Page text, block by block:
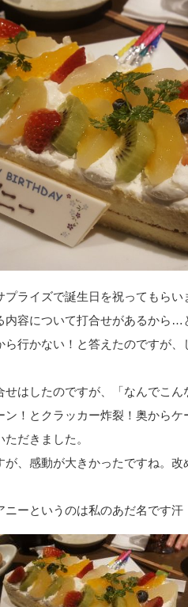
ライズで誕生日を祝ってもらい
内容について打合せがあるから…
行かない！と答えたのですが、
はしたのですが、「なんでこん
！とクラッカー炸裂！奥から
だきました。
、感動が大きかったですね。
ニーというのは私のあだ名です汗